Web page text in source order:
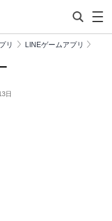
リ LINEゲームアプリ
日